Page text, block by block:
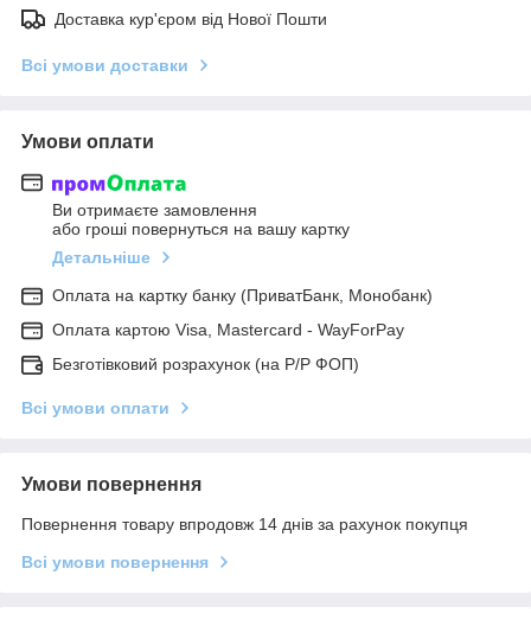
Доставка кур'єром від Нової Пошти
Всі умови доставки
Умови оплати
Ви отримаєте замовлення
або гроші повернуться на вашу картку
Детальніше
Оплата на картку банку (ПриватБанк, Монобанк)
Оплата картою Visa, Mastercard - WayForPay
Безготівковий розрахунок (на Р/Р ФОП)
Всі умови оплати
Умови повернення
Повернення товару впродовж 14 днів за рахунок покупця
Всі умови повернення